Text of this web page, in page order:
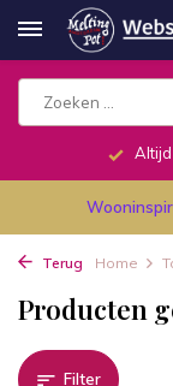
Terug Home
Producten
Filter